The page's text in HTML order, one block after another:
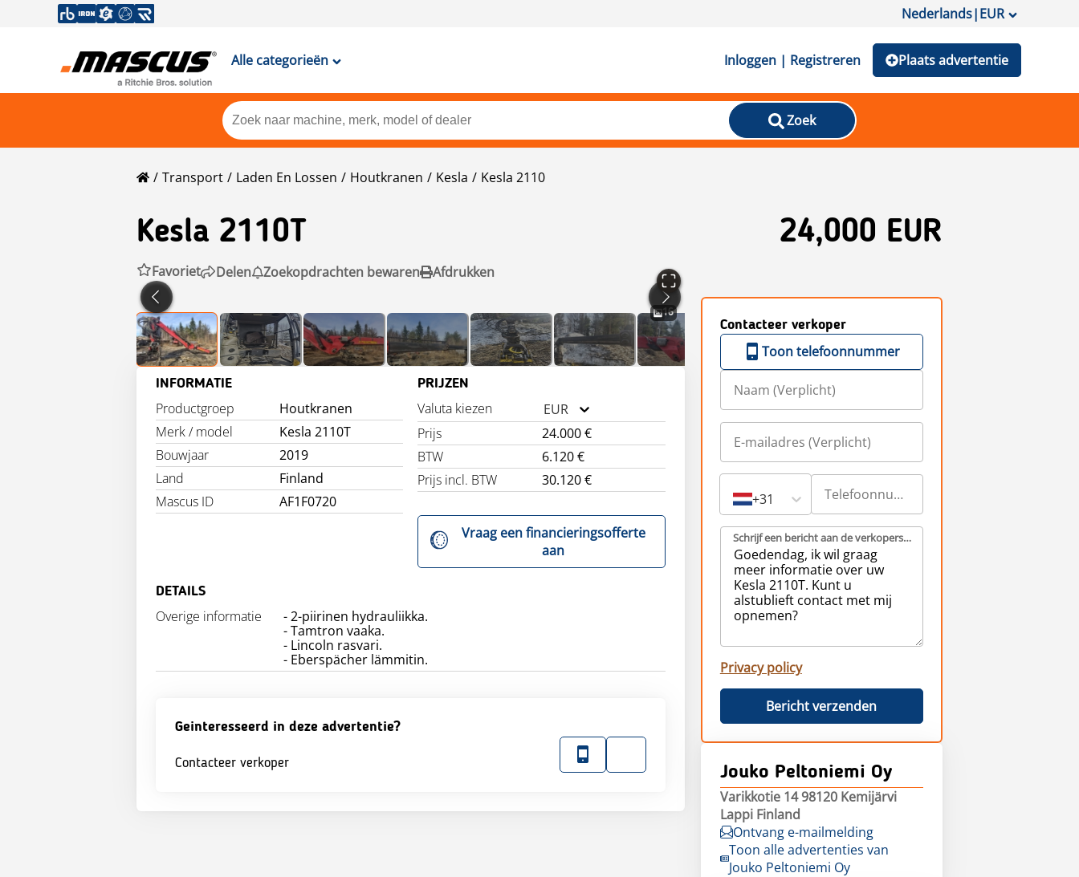
Nederlands|EUR
Alle categorieën Inloggen | Registreren Plaats advertentie
Zoek
Transport Laden En Lossen Houtkranen Kesla Kesla 2110
Kesla 2110T 24,000 EUR
Favoriet Delen Zoekopdrachten bewaren Afdrukken
16
INFORMATIE
Productgroep
Houtkranen
Merk / model
Kesla 2110T
Bouwjaar
2019
Land
Finland
Mascus ID
AF1F0720
PRIJZEN
Valuta kiezen
EUR
Prijs
24.000 €
BTW
6.120 €
Prijs incl. BTW
30.120 €
Vraag een financieringsofferte
aan
DETAILS
Overige informatie
- 2-piirinen hydrauliikka.
- Tamtron vaaka.
- Lincoln rasvari.
- Eberspächer lämmitin.
Geinteresseerd in deze advertentie?
Contacteer verkoper
Contacteer verkoper
Toon telefoonnummer
+31
Schrijf een bericht aan de verkopers (Verplicht)
Privacy policy
Bericht verzenden
Jouko Peltoniemi Oy
Varikkotie 14 98120 Kemijärvi
Lappi Finland
Ontvang e-mailmelding
Toon alle advertenties van
Jouko Peltoniemi Oy